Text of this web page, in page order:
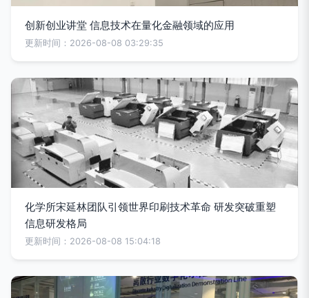
创新创业讲堂 信息技术在量化金融领域的应用
更新时间：2026-08-08 03:29:35
化学所宋延林团队引领世界印刷技术革命 研发突破重塑
信息研发格局
更新时间：2026-08-08 15:04:18